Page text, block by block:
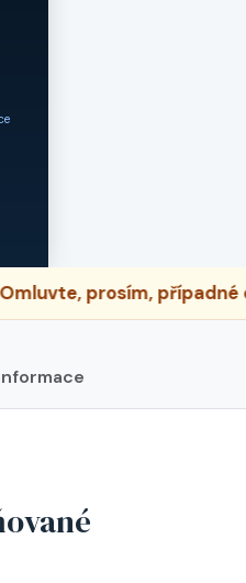
prosím, případné